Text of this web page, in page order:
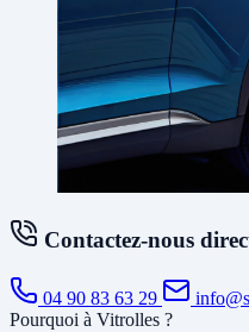
Contactez-nous
04 90 83 63 29
Pourquoi à Vitrolles ?